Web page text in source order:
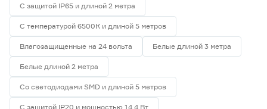
С защитой IP65 и длиной 2 метра
С температурой 6500К и длиной 5 метров
Влагозащищенные на 24 вольта Белые длиной 3 метра
Белые длиной 2 метра
Со светодиодами SMD и длиной 5 метров
С защитой IP20 и мощностью 14.4 Вт